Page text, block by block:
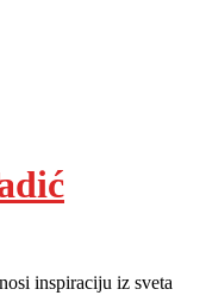
inspiraciju iz sveta